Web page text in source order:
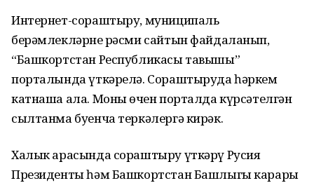
Интернет-сораштыру, муниципаль
берәмлекләрнең рәсми сайтын файдаланып,
“Башкортстан Республикасы тавышы”
порталында үткәрелә. Сораштыруда һәркем
катнаша ала. Моның өчен порталда күрсәтелгән
сылтанма буенча теркәлергә кирәк.
Халык арасында сораштыру үткәрү Русия
Президенты һәм Башкортстан Башлыгы карары